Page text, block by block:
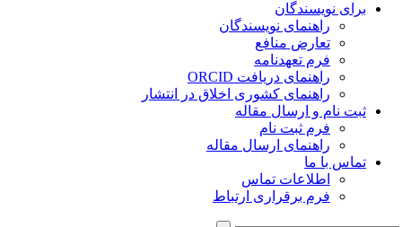
برای نویسندگان
راهنمای نویسندگان
تعارض منافع
فرم تعهدنامه
راهنمای دریافت ORCID
راهنمای کشوری اخلاق در انتشار
ثبت نام و ارسال مقاله
فرم ثبت نام
راهنمای ارسال مقاله
تماس با ما
اطلاعات تماس
فرم برقراری ارتباط